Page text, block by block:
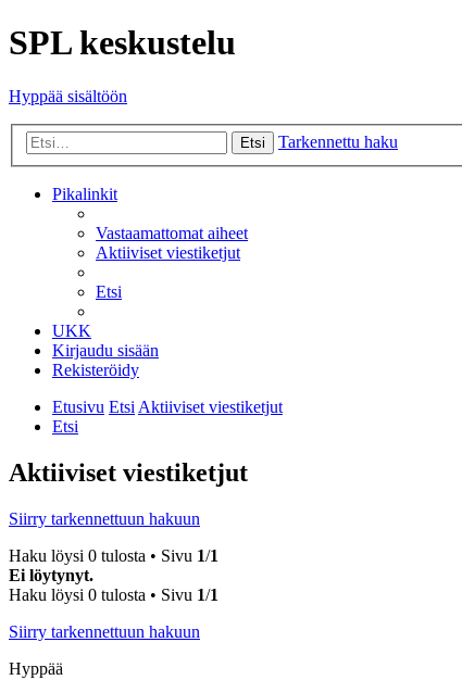
SPL keskustelu
Hyppää sisältöön
Etsi Tarkennettu haku
Pikalinkit
Vastaamattomat aiheet
Aktiiviset viestiketjut
Etsi
UKK
Kirjaudu sisään
Rekisteröidy
Etusivu EtsiAktiiviset viestiketjut
Etsi
Aktiiviset viestiketjut
Siirry tarkennettuun hakuun
Haku löysi 0 tulosta • Sivu 1/1
Ei löytynyt.
Haku löysi 0 tulosta • Sivu 1/1
Siirry tarkennettuun hakuun
Hyppää